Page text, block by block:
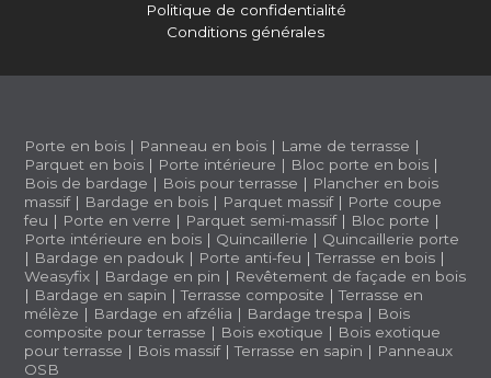
Politique de confidentialité
Conditions générales
Porte en bois | Panneau en bois | Lame de terrasse |
Parquet en bois | Porte intérieure | Bloc porte en bois |
Bois de bardage | Bois pour terrasse | Plancher en bois
massif| Bardage en bois | Parquet massif| Porte coupe
feu | Porte en verre | Parquet semi-massif| Bloc porte |
Porte intérieure en bois | Quincaillerie | Quincaillerie porte
| Bardage en padouk | Porte anti-feu |Terrasse en bois |
Weasyfix | Bardage en pin | Revêtement de façade en bois
| Bardage en sapin |Terrasse composite |Terrasse en
mélèze | Bardage en afzélia | Bardage trespa | Bois
composite pour terrasse | Bois exotique | Bois exotique
pour terrasse | Bois massif|Terrasse en sapin | Panneaux
OSB